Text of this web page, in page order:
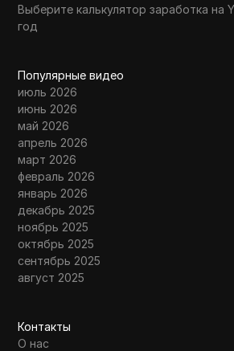
Выберите калькулятор заработка на
год
Популярные видео
июль 2026
июнь 2026
май 2026
апрель 2026
март 2026
февраль 2026
январь 2026
декабрь 2025
ноябрь 2025
октябрь 2025
сентябрь 2025
август 2025
Контакты
О нас